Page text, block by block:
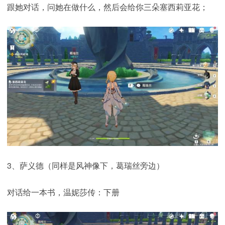
跟她对话，问她在做什么，然后会给你三朵塞西莉亚花；
3、萨义德（同样是风神像下，葛瑞丝旁边）
对话给一本书，温妮莎传：下册